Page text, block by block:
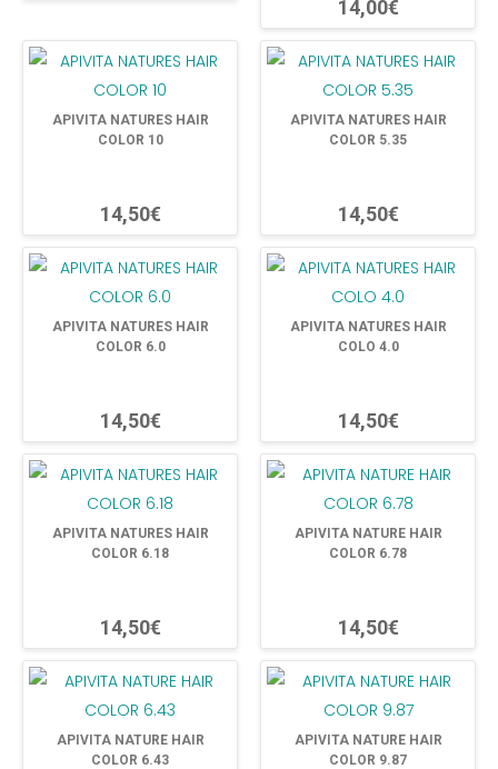
14,00€
APIVITA NATURES HAIR
COLOR 10
14,50€
APIVITA NATURES HAIR
COLOR 5.35
14,50€
APIVITA NATURES HAIR
COLOR 6.0
14,50€
APIVITA NATURES HAIR
COLO 4.0
14,50€
APIVITA NATURES HAIR
COLOR 6.18
14,50€
APIVITA NATURE HAIR
COLOR 6.78
14,50€
APIVITA NATURE HAIR
COLOR 6.43
APIVITA NATURE HAIR
COLOR 9.87